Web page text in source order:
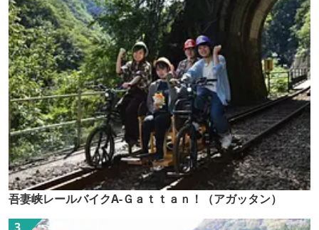
吾妻峡レールバイクA-Ｇａｔｔａｎ！（アガッタン）